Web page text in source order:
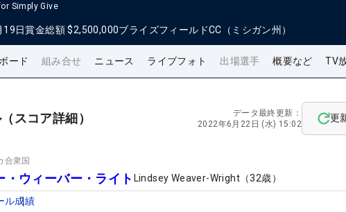
Simply Give
19日賞金総額 $2,500,000ブライズフィールドCC（ミシガン州）
ード 組み合せ ニュース ライブフォト 出場選手 概要など TV
スコア詳細）
データ最終更新：
2022年6月22日 (水) 15:02
更
合衆国
・ウィーバー・ライト Lindsey Weaver-Wright （32歳）
ル成績